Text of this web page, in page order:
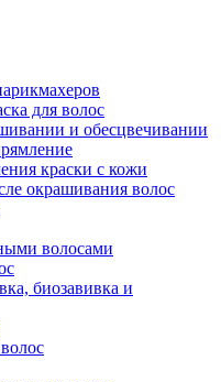
для волос
и обесцвечивании
краски с кожи
окрашивания волос
волосами
биозавивка и